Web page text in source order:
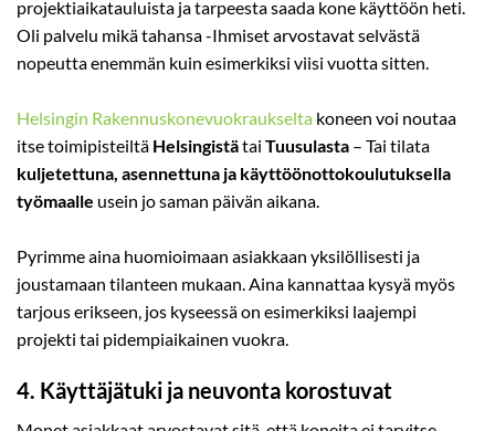
projektiaikatauluista ja tarpeesta saada kone käyttöön heti.
Oli palvelu mikä tahansa -Ihmiset arvostavat selvästä
nopeutta enemmän kuin esimerkiksi viisi vuotta sitten.
Helsingin Rakennuskonevuokraukselta koneen voi noutaa
itse toimipisteiltä Helsingistätai Tuusulasta – Tai tilata
kuljetettuna, asennettuna ja käyttöönottokoulutuksella
työmaalle usein jo saman päivän aikana.
Pyrimme aina huomioimaan asiakkaan yksilöllisesti ja
joustamaan tilanteen mukaan. Aina kannattaa kysyä myös
tarjous erikseen, jos kyseessä on esimerkiksi laajempi
projekti tai pidempiaikainen vuokra.
4. Käyttäjätuki ja neuvonta korostuvat